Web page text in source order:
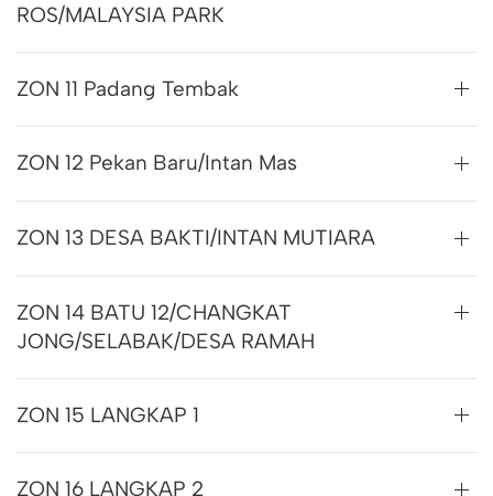
ROS/MALAYSIA PARK
ZON 11 Padang Tembak
ZON 12 Pekan Baru/Intan Mas
ZON 13 DESA BAKTI/INTAN MUTIARA
ZON 14 BATU 12/CHANGKAT
JONG/SELABAK/DESA RAMAH
ZON 15 LANGKAP 1
ZON 16 LANGKAP 2